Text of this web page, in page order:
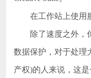
在工作站上使用服
除了速度之外，你
数据保护，对于处理
产权)的人来说，这